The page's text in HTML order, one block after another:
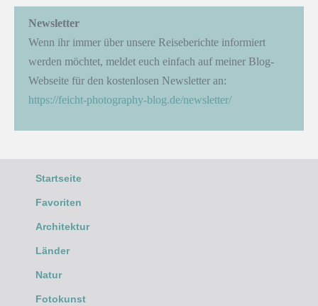
Newsletter
Wenn ihr immer über unsere Reiseberichte informiert
werden möchtet, meldet euch einfach auf meiner Blog-
Webseite für den kostenlosen Newsletter an:
https://feicht-photography-blog.de/newsletter/
Startseite
Favoriten
Architektur
Länder
Natur
Fotokunst